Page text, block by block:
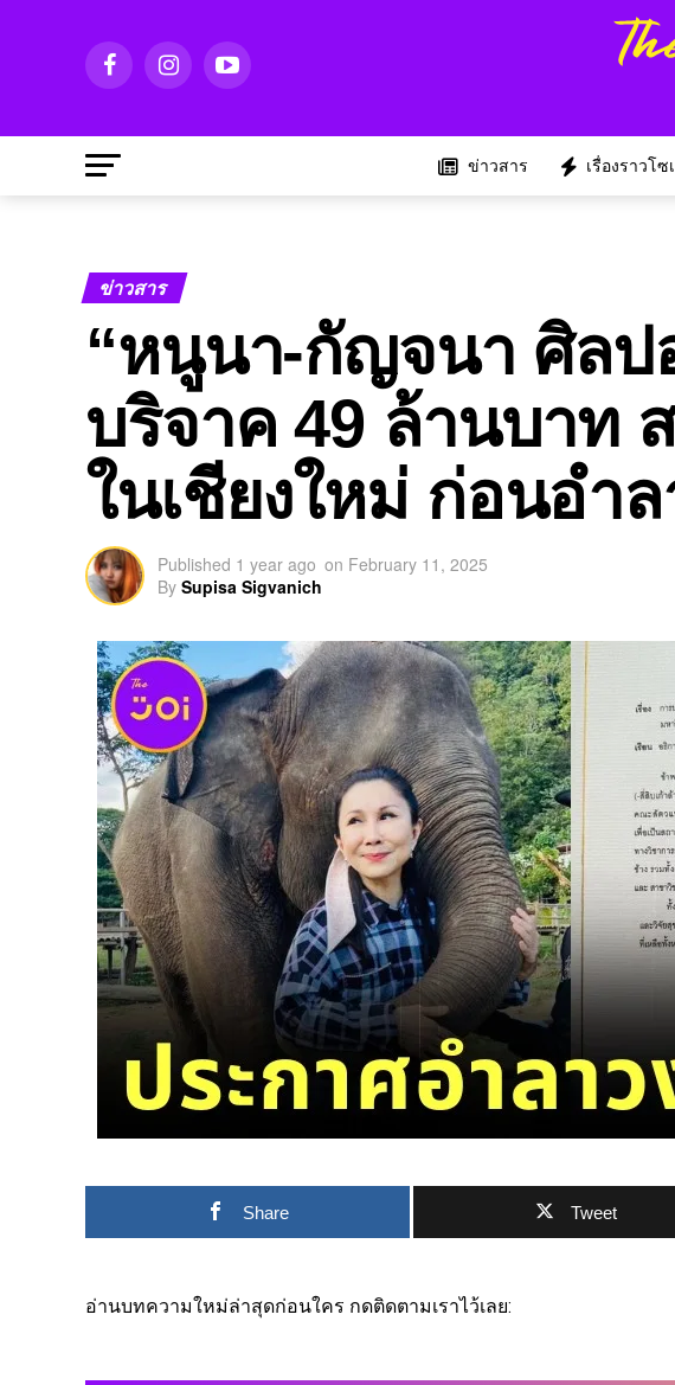
ข่าวสาร เรื่องราวโซ
ข่าวสาร
“หนูนา-กัญจนา ศิลป
บริจาค 49 ล้านบาท
ในเชียงใหม่ ก่อนอำล
Published 1 year ago on February 11, 2025
By Supisa Sigvanich
Share Tweet
อ่านบทความใหม่ล่าสุดก่อนใคร กดติดตามเราไว้เลย: